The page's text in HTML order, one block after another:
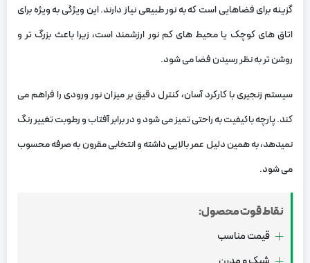
گزینه برای فضاهایی است که به نور طبیعی نیاز دارند. این ویژگی به ‌ویژه برای
اتاق‌ های کوچک یا محیط‌ های کم ‌نور ارزشمند است، زیرا باعث بزرگ ‌تر و
روشن ‌تر به ‌نظر رسیدن فضا می‌ شود.
سیستم زنجیری با کارکرد آسان، کنترل دقیق بر میزان نور ورودی را فراهم می
‌کند. پارچه باکیفیت به ‌راحتی تمیز می ‌شود و در برابر آفتاب و رطوبت تغییر رنگ
نمیدهد، به همین دلیل عمر بالایی داشته و انتخابی مقرون ‌به ‌صرفه محسوب
می ‌شود.
نقاط قوت محصول:
قیمت مناسب